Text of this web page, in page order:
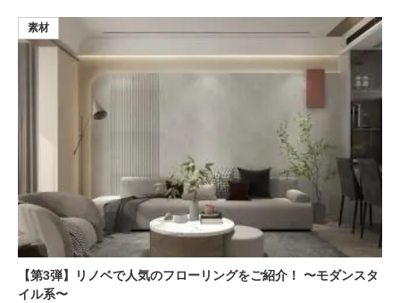
【第3弾】リノベで人気のフローリングをご紹介！ 〜モダンスタ
イル系〜
素材